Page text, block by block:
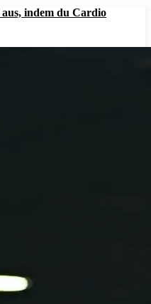
indem du Cardio